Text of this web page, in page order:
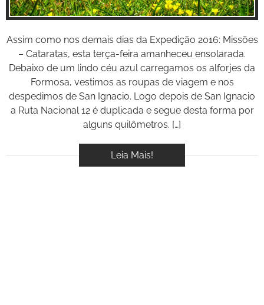
Assim como nos demais dias da Expedição 2016: Missões
– Cataratas, esta terça-feira amanheceu ensolarada.
Debaixo de um lindo céu azul carregamos os alforjes da
Formosa, vestimos as roupas de viagem e nos
despedimos de San Ignacio. Logo depois de San Ignacio
a Ruta Nacional 12 é duplicada e segue desta forma por
alguns quilômetros. […]
Leia Mais!